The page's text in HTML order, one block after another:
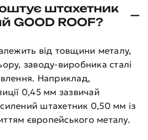
штахетник
GOOD ROOF?
від товщини металу,
заводу-виробника сталі
Наприклад,
0,45 мм зазвичай
штахетник 0,50 мм із
європейського металу.